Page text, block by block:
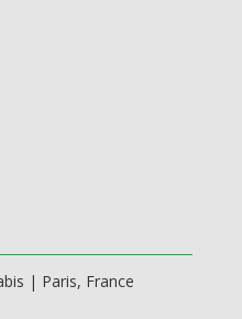
| Paris, France